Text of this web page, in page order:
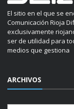
El sitio en el que se
Comunicación Rioja
exclusivamente
ser de utilidad para
medios que gestiona
ARCHIVOS